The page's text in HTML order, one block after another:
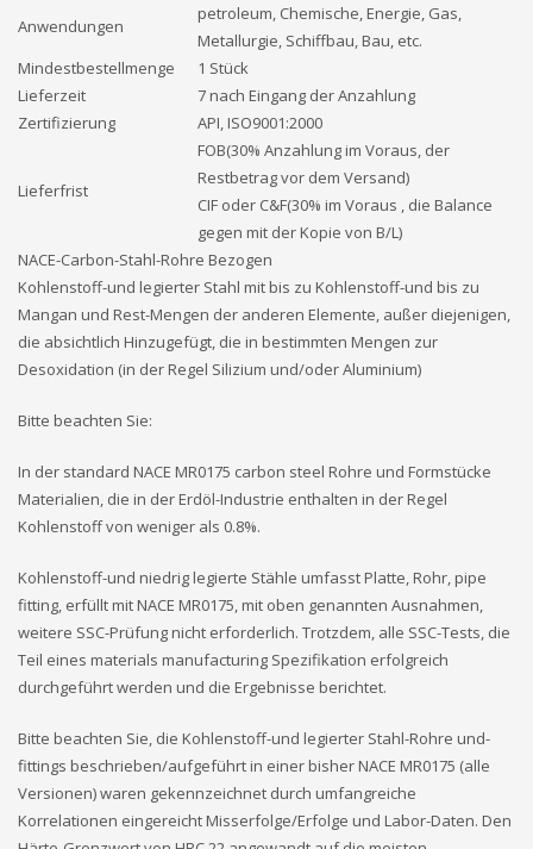
Anwendungen
petroleum, Chemische, Energie, Gas,
Metallurgie, Schiffbau, Bau, etc.
Mindestbestellmenge
1 Stück
Lieferzeit
7 nach Eingang der Anzahlung
Zertifizierung
API, ISO9001:2000
Lieferfrist
FOB(30% Anzahlung im Voraus, der
Restbetrag vor dem Versand)
CIF oder C&F(30% im Voraus , die Balance
gegen mit der Kopie von B/L)
NACE-Carbon-Stahl-Rohre Bezogen
Kohlenstoff-und legierter Stahl mit bis zu Kohlenstoff-und bis zu
Mangan und Rest-Mengen der anderen Elemente, außer diejenigen,
die absichtlich Hinzugefügt, die in bestimmten Mengen zur
Desoxidation (in der Regel Silizium und/oder Aluminium)
Bitte beachten Sie:
In der standard NACE MR0175 carbon steel Rohre und Formstücke
Materialien, die in der Erdöl-Industrie enthalten in der Regel
Kohlenstoff von weniger als 0.8%.
Kohlenstoff-und niedrig legierte Stähle umfasst Platte, Rohr, pipe
fitting, erfüllt mit NACE MR0175, mit oben genannten Ausnahmen,
weitere SSC-Prüfung nicht erforderlich. Trotzdem, alle SSC-Tests, die
Teil eines materials manufacturing Spezifikation erfolgreich
durchgeführt werden und die Ergebnisse berichtet.
Bitte beachten Sie, die Kohlenstoff-und legierter Stahl-Rohre und-
fittings beschrieben/aufgeführt in einer bisher NACE MR0175 (alle
Versionen) waren gekennzeichnet durch umfangreiche
Korrelationen eingereicht Misserfolge/Erfolge und Labor-Daten. Den